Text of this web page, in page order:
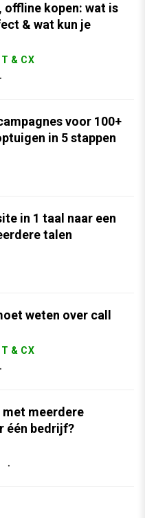
offline kopen: wat is
& wat kun je
& CX
voor 100+
in 5 stappen
in 1 taal naar een
talen
weten over call
& CX
met meerdere
één bedrijf?